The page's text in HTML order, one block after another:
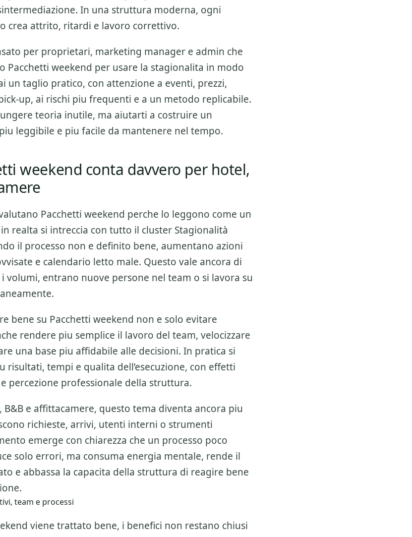
In una struttura moderna, ogni
crea attrito, ritardi e lavoro correttivo.
per proprietari, marketing manager e admin che
Pacchetti weekend per usare la stagionalita in modo
un taglio pratico, con attenzione a eventi, prezzi,
up, ai rischi piu frequenti e a un metodo replicabile.
teoria inutile, ma aiutarti a costruire un
leggibile e piu facile da mantenere nel tempo.
weekend conta davvero per hotel,
Pacchetti weekend perche lo leggono come un
realta si intreccia con tutto il cluster Stagionalità
il processo non e definito bene, aumentano azioni
e calendario letto male. Questo vale ancora di
volumi, entrano nuove persone nel team o si lavora su
bene su Pacchetti weekend non e solo evitare
rendere piu semplice il lavoro del team, velocizzare
una base piu affidabile alle decisioni. In pratica si
risultati, tempi e qualita dell’esecuzione, con effetti
percezione professionale della struttura.
B&B e affittacamere, questo tema diventa ancora piu
richieste, arrivi, utenti interni o strumenti
emerge con chiarezza che un processo poco
solo errori, ma consuma energia mentale, rende il
e abbassa la capacita della struttura di reagire bene
team e processi
viene trattato bene, i benefici non restano chiusi